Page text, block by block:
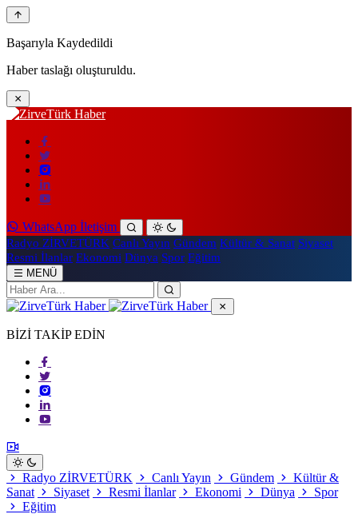
Başarıyla Kaydedildi
Haber taslağı oluşturuldu.
WhatsApp İletişim
Radyo ZİRVETÜRK Canlı Yayın Gündem Kültür & Sanat Siyaset
Resmi İlanlar Ekonomi Dünya Spor Eğitim
MENÜ
BİZİ TAKİP EDİN
Radyo ZİRVETÜRK Canlı Yayın Gündem
Kültür &
Sanat
Siyaset Resmi İlanlar Ekonomi Dünya
Spor
Eğitim